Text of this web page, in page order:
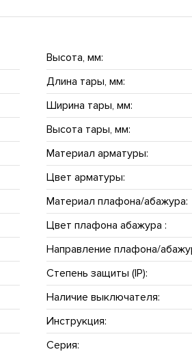
Высота, мм:
Длина тары, мм:
Ширина тары, мм:
Высота тары, мм:
Материал арматуры:
Цвет арматуры:
Материал плафона/абажура:
Цвет плафона абажура :
Направление плафона/
Степень защиты (IP):
Наличие выключателя:
Инструкция:
Серия: